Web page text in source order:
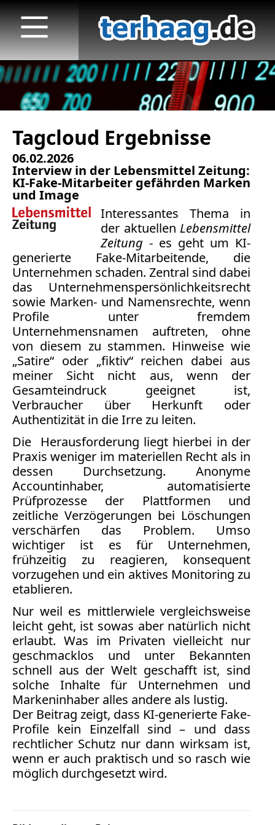
Tagcloud Ergebnisse
06.02.2026
Interview in der Lebensmittel Zeitung:
KI-Fake-Mitarbeiter gefährden Marken
und Image
Interessantes Thema in
der aktuellen Lebensmittel
Zeitung - es geht um KI-
generierte Fake-Mitarbeitende, die
Unternehmen schaden. Zentral sind dabei
das Unternehmenspersönlichkeitsrecht
sowie Marken- und Namensrechte, wenn
Profile unter fremdem
Unternehmensnamen auftreten, ohne
von diesem zu stammen. Hinweise wie
„Satire“ oder „fiktiv“ reichen dabei aus
meiner Sicht nicht aus, wenn der
Gesamteindruck geeignet ist,
Verbraucher über Herkunft oder
Authentizität in die Irre zu leiten.
Die Herausforderung liegt hierbei in der
Praxis weniger im materiellen Recht als in
dessen Durchsetzung. Anonyme
Accountinhaber, automatisierte
Prüfprozesse der Plattformen und
zeitliche Verzögerungen bei Löschungen
verschärfen das Problem. Umso
wichtiger ist es für Unternehmen,
frühzeitig zu reagieren, konsequent
vorzugehen und ein aktives Monitoring zu
etablieren.
Nur weil es mittlerwiele vergleichsweise
leicht geht, ist sowas aber natürlich nicht
erlaubt. Was im Privaten vielleicht nur
geschmacklos und unter Bekannten
schnell aus der Welt geschafft ist, sind
solche
Inhalte für Unternehmen und
Markeninhaber alles andere als lustig.
Der Beitrag zeigt, dass KI-generierte Fake-
Profile kein Einzelfall sind – und dass
rechtlicher Schutz nur dann wirksam ist,
wenn er auch praktisch und so rasch wie
möglich durchgesetzt wird.
Startseite
Veröffentlichungen
TV
Radio
print & online
Bücher
Vita
Kontakt
Datenschutz
AGB
Abmahnung
Aktuelle
Stunde
BGH
Beleidigung
Datenschutz
Ebay
Facebook
Fotorecht
Google
Influencer
Instagram
Internetrecht
Markenrecht
Meinungsfreiheit
Persönlichkeitsrecht
Print
Radio
Sportwetten
TV
Urheberrecht